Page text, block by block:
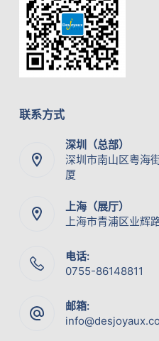
联系方式
深圳（总部）
深圳市南山区粤海
厦
上海（展厅）
上海市青浦区业辉
电话:
0755-86148811
邮箱: